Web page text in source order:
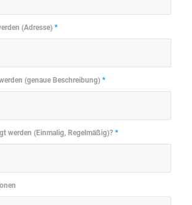
(Adresse) *
(genaue Beschreibung) *
werden (Einmalig, Regelmäßig)? *